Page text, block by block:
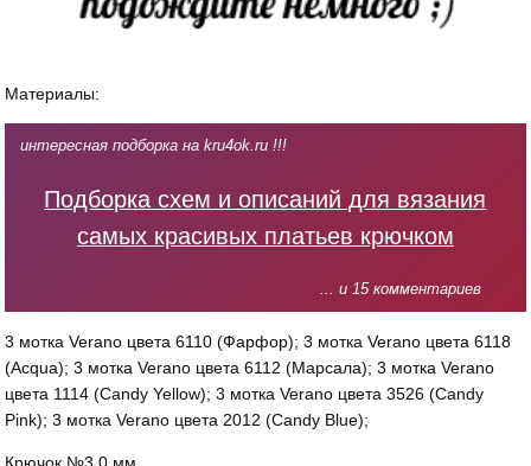
Материалы:
интересная подборка на kru4ok.ru !!!
Подборка схем и описаний для вязания
самых красивых платьев крючком
... и 15 комментариев
3 мотка Verano цвета 6110 (Фарфор); 3 мотка Verano цвета 6118
(Acqua); 3 мотка Verano цвета 6112 (Марсала); 3 мотка Verano
цвета 1114 (Candy Yellow); 3 мотка Verano цвета 3526 (Candy
Pink); 3 мотка Verano цвета 2012 (Candy Blue);